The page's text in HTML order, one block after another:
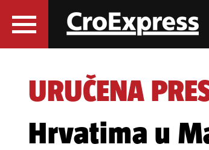
URUČENA
Hrvatima u